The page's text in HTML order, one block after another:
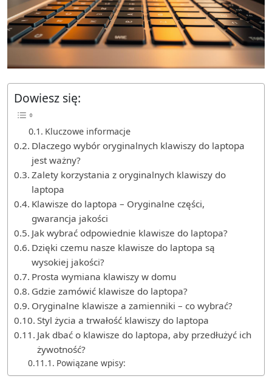
Dowiesz się:
Kluczowe informacje
Dlaczego wybór oryginalnych klawiszy do laptopa
jest ważny?
Zalety korzystania z oryginalnych klawiszy do
laptopa
Klawisze do laptopa – Oryginalne części,
gwarancja jakości
Jak wybrać odpowiednie klawisze do laptopa?
Dzięki czemu nasze klawisze do laptopa są
wysokiej jakości?
Prosta wymiana klawiszy w domu
Gdzie zamówić klawisze do laptopa?
Oryginalne klawisze a zamienniki – co wybrać?
Styl życia a trwałość klawiszy do laptopa
Jak dbać o klawisze do laptopa, aby przedłużyć ich
żywotność?
Powiązane wpisy: